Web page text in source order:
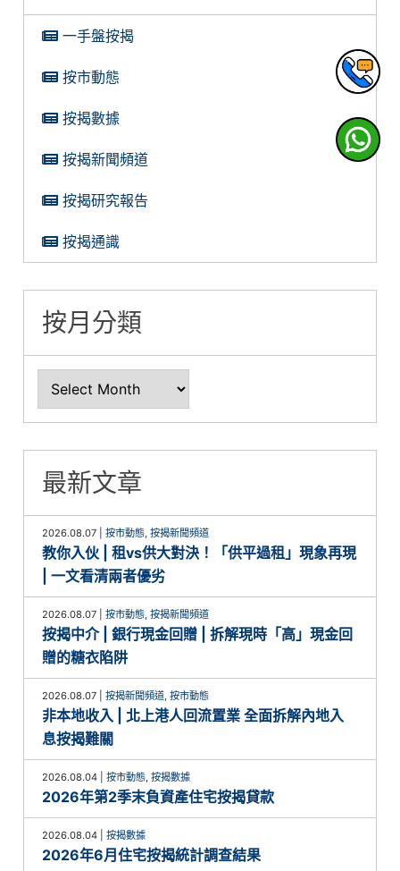
一手盤按揭
按市動態
按揭數據
按揭新聞頻道
按揭研究報告
按揭通識
按月分類
最新文章
2026.08.07 |按市動態,按揭新聞頻道
教你入伙 | 租vs供大對決！「供平過租」現象再現
| 一文看清兩者優劣
2026.08.07 |按市動態,按揭新聞頻道
按揭中介 | 銀行現金回贈 | 拆解現時「高」現金回
贈的糖衣陷阱
2026.08.07 |按揭新聞頻道,按市動態
非本地收入 | 北上港人回流置業 全面拆解內地入
息按揭難關
2026.08.04 |按市動態,按揭數據
2026年第2季末負資產住宅按揭貸款
2026.08.04 |按揭數據
2026年6月住宅按揭統計調查結果